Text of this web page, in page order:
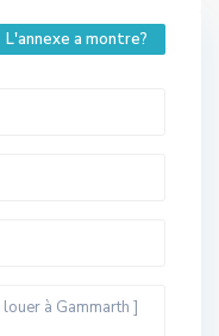
L'annexe a montre?